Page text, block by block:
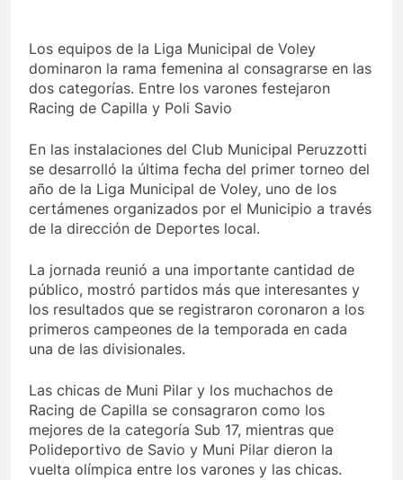
Los equipos de la Liga Municipal de Voley
dominaron la rama femenina al consagrarse en las
dos categorías. Entre los varones festejaron
Racing de Capilla y Poli Savio
En las instalaciones del Club Municipal Peruzzotti
se desarrolló la última fecha del primer torneo del
año de la Liga Municipal de Voley, uno de los
certámenes organizados por el Municipio a través
de la dirección de Deportes local.
La jornada reunió a una importante cantidad de
público, mostró partidos más que interesantes y
los resultados que se registraron coronaron a los
primeros campeones de la temporada en cada
una de las divisionales.
Las chicas de Muni Pilar y los muchachos de
Racing de Capilla se consagraron como los
mejores de la categoría Sub 17, mientras que
Polideportivo de Savio y Muni Pilar dieron la
vuelta olímpica entre los varones y las chicas.